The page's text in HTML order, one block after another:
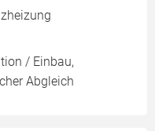
/ Einbau,
Abgleich